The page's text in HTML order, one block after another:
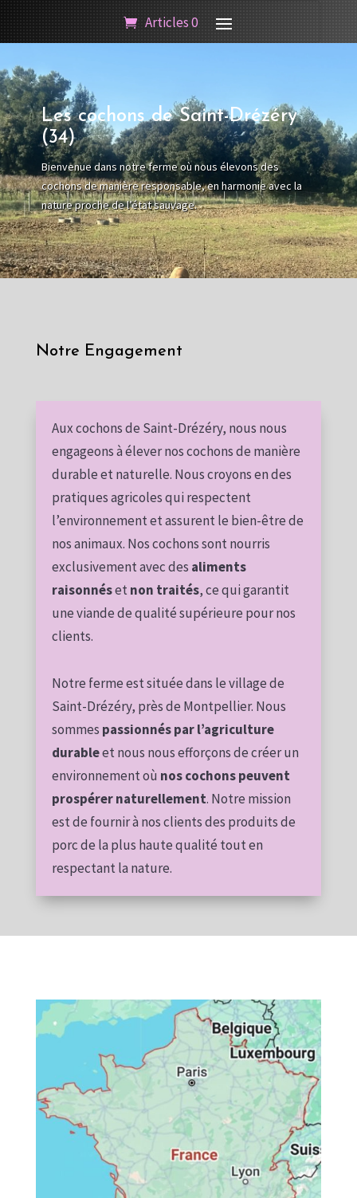
Articles 0
Les cochons de Saint-Drézéry
(34)
Bienvenue dans notre ferme où nous élevons des
cochons de manière responsable, en harmonie avec la
nature proche de l’état sauvage.
Notre Engagement
Aux cochons de Saint-Drézéry, nous nous
engageons à élever nos cochons de manière
durable et naturelle. Nous croyons en des
pratiques agricoles qui respectent
l’environnement et assurent le bien-être de
nos animaux. Nos cochons sont nourris
exclusivement avec des aliments
raisonnéset non traités, ce qui garantit
une viande de qualité supérieure pour nos
clients.
Notre ferme est située dans le village de
Saint-Drézéry, près de Montpellier. Nous
sommes passionnés par l’agriculture
durableet nous nous efforçons de créer un
environnement où nos cochons peuvent
prospérer naturellement. Notre mission
est de fournir à nos clients des produits de
porc de la plus haute qualité tout en
respectant la nature.